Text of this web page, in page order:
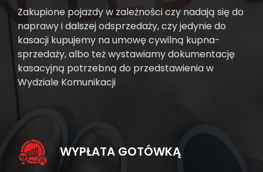
Zakupione pojazdy w zależności czy nadają się do
naprawy i dalszej odsprzedaży, czy jedynie do
kasacji kupujemy na umowę cywilną kupna-
sprzedaży, albo też wystawiamy dokumentację
kasacyjną potrzebną do przedstawienia w
Wydziale Komunikacji
WYPŁATA GOTÓWKĄ